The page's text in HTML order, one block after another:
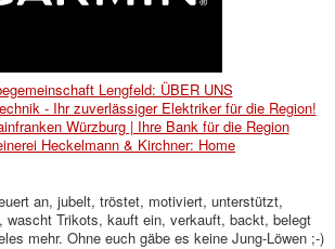
an, jubelt, tröstet, motiviert, unterstützt,
wascht Trikots, kauft ein, verkauft, backt, belegt
mehr. Ohne euch gäbe es keine Jung-Löwen ;-)